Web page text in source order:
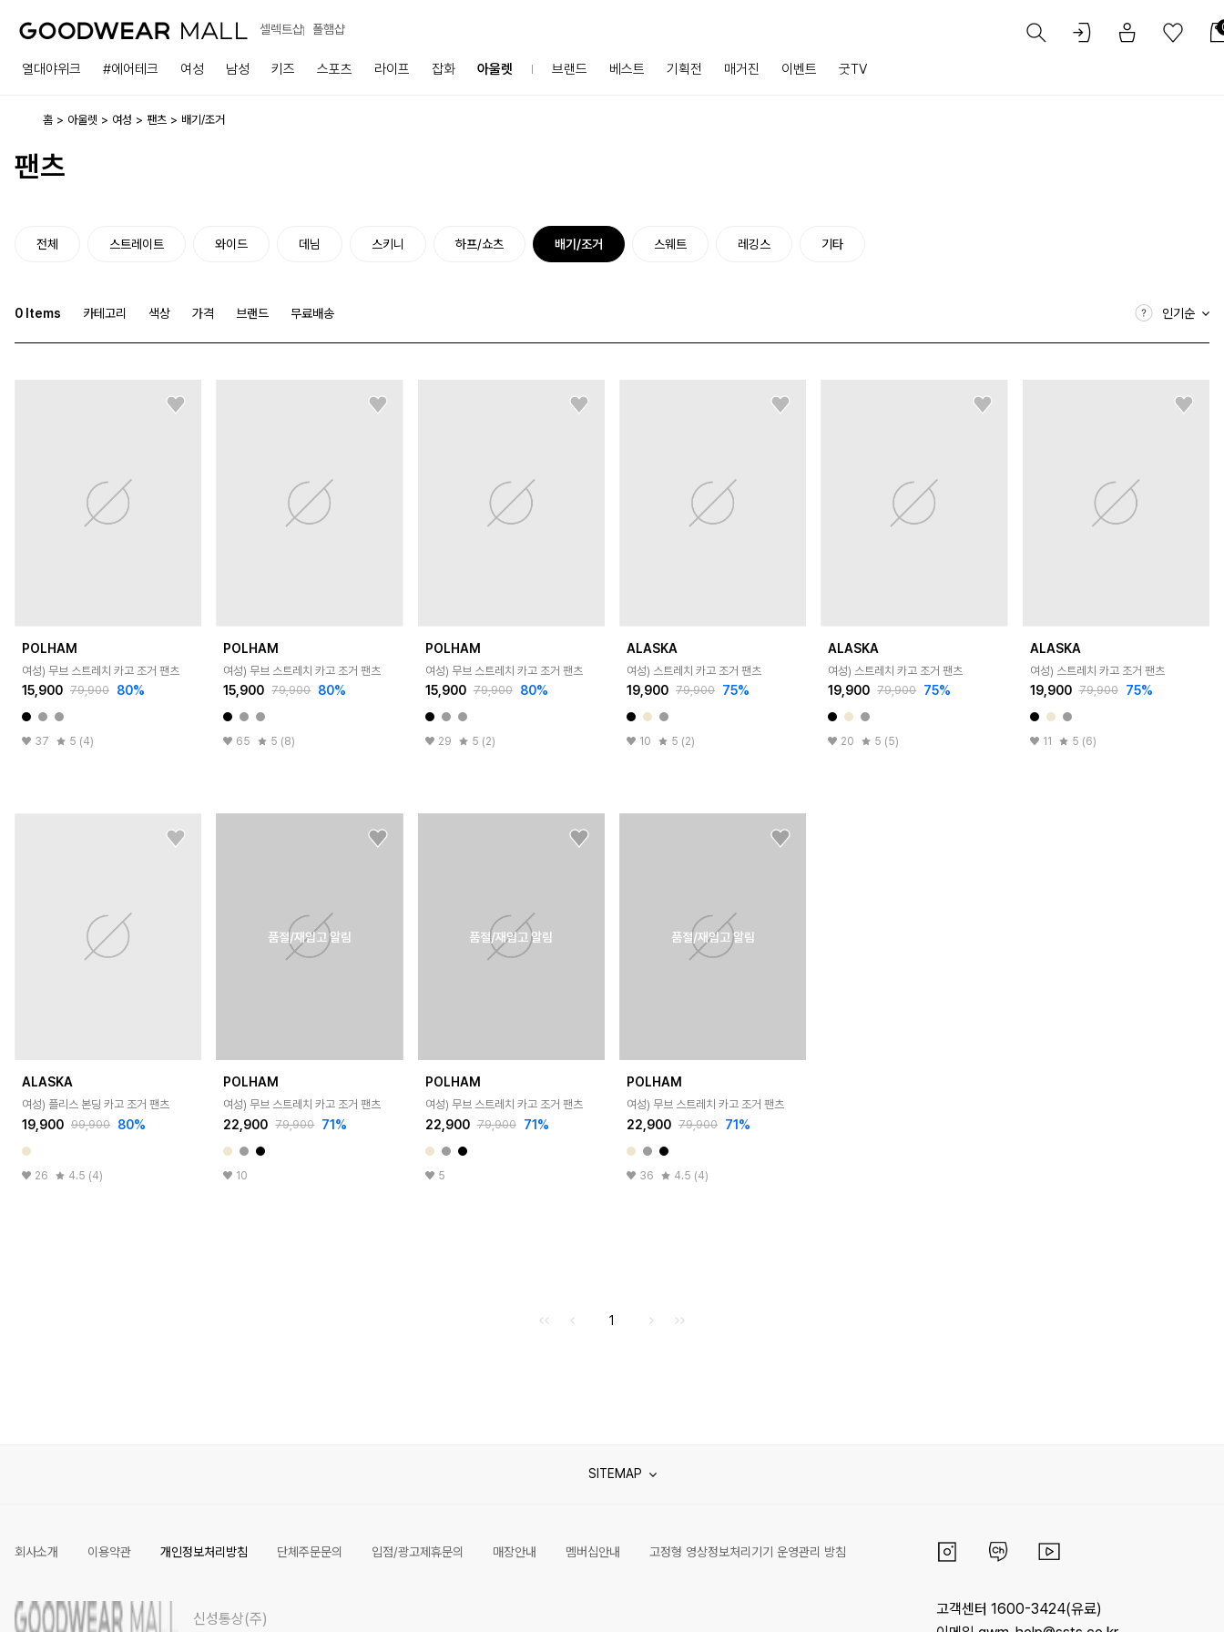
셀렉트샵 폴햄샵
열대야위크 #에어테크 여성 남성 키즈 스포츠 라이프 잡화 아울렛 브랜드 베스트 기획전 매거진 이벤트 굿TV
홈 아울렛 여성 팬츠 배기/조거
팬츠
전체 스트레이트 와이드 데님 스키니 하프/쇼츠 배기/조거 스웨트 레깅스 기타
0 Items 카테고리 색상 가격 브랜드 무료배송 인기순
POLHAM
여성) 무브 스트레치 카고 조거 팬츠
15,900 79,900 80%
37 5 (4)
POLHAM
여성) 무브 스트레치 카고 조거 팬츠
15,900 79,900 80%
65 5 (8)
POLHAM
여성) 무브 스트레치 카고 조거 팬츠
15,900 79,900 80%
29 5 (2)
ALASKA
여성) 스트레치 카고 조거 팬츠
19,900 79,900 75%
10 5 (2)
ALASKA
여성) 스트레치 카고 조거 팬츠
19,900 79,900 75%
20 5 (5)
ALASKA
여성) 스트레치 카고 조거 팬츠
19,900 79,900 75%
11 5 (6)
ALASKA
여성) 플리스 본딩 카고 조거 팬츠
19,900 99,900 80%
26 4.5 (4)
품절/재입고 알림
POLHAM
여성) 무브 스트레치 카고 조거 팬츠
22,900 79,900 71 %
10
품절/재입고 알림
POLHAM
여성) 무브 스트레치 카고 조거 팬츠
22,900 79,900 71 %
5
품절/재입고 알림
POLHAM
여성) 무브 스트레치 카고 조거 팬츠
22,900 79,900 71 %
36 4.5 (4)
이전으로
1다음으로
SITEMAP
회사소개 이용약관 개인정보처리방침 단체주문문의 입점/광고제휴문의 매장안내 멤버십안내 고정형 영상정보처리기기 운영관리 방침
신성통상(주)
고객센터 1600-3424(유료)